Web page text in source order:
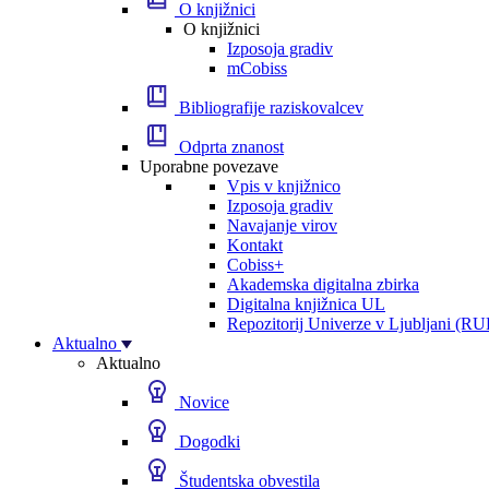
O knjižnici
O knjižnici
Izposoja gradiv
mCobiss
Bibliografije raziskovalcev
Odprta znanost
Uporabne povezave
Vpis v knjižnico
Izposoja gradiv
Navajanje virov
Kontakt
Cobiss+
Akademska digitalna zbirka
Digitalna knjižnica UL
Repozitorij Univerze v Ljubljani
Aktualno
Aktualno
Novice
Dogodki
Študentska obvestila